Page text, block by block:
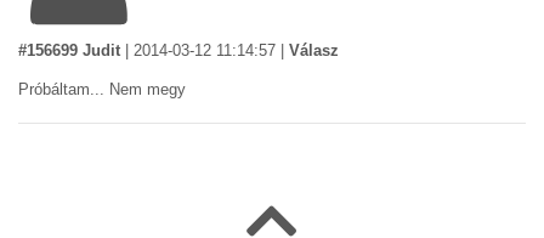
#156699 Judit | 2014-03-12 11:14:57 | Válasz
Próbáltam... Nem megy